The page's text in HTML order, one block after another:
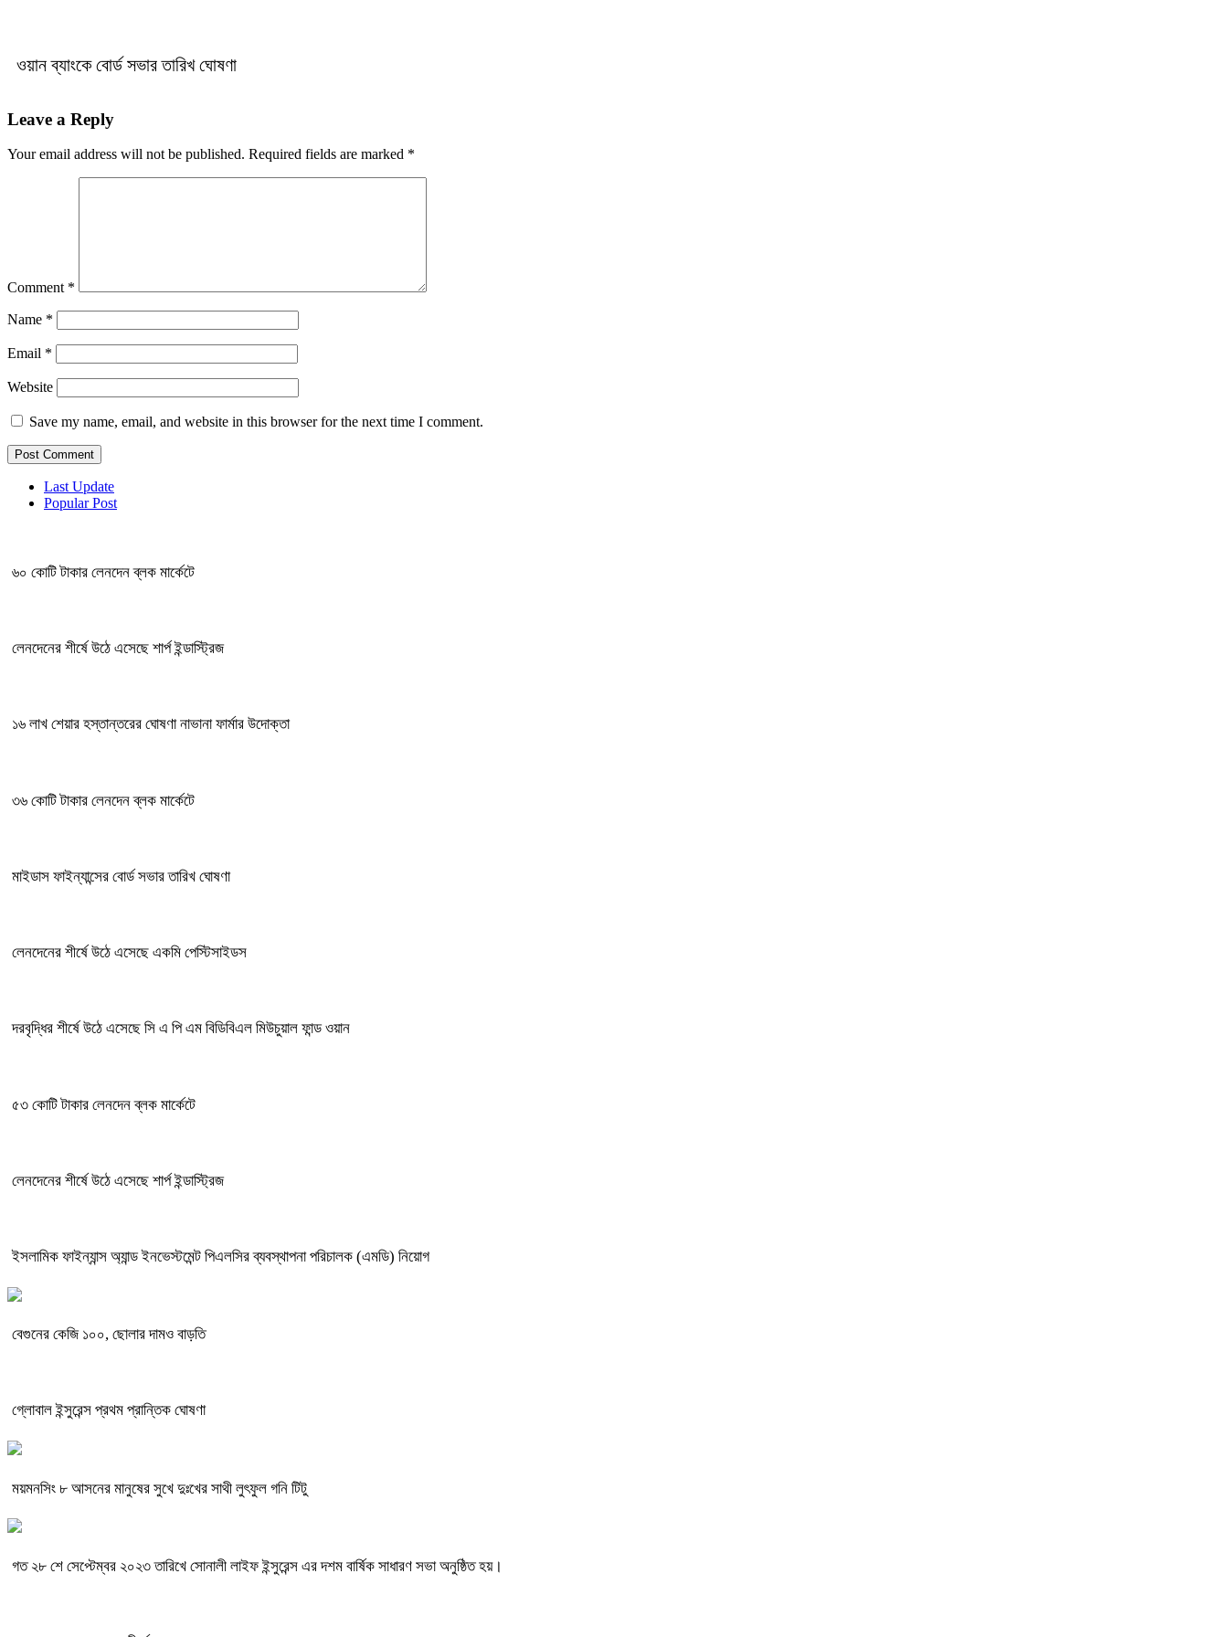
ওয়ান ব্যাংকে বোর্ড সভার তারিখ ঘোষণা
Leave a Reply
Your email address will not be published. Required fields are marked *
Comment *
Name *
Email *
Website
Save my name, email, and website in this browser for the next time I comment.
Last Update
Popular Post
৬০ কোটি টাকার লেনদেন ব্লক মার্কেটে
লেনদেনের শীর্ষে উঠে এসেছে শার্প ইন্ডাস্ট্রিজ
১৬ লাখ শেয়ার হস্তান্তরের ঘোষণা নাভানা ফার্মার উদোক্তা
৩৬ কোটি টাকার লেনদেন ব্লক মার্কেটে
মাইডাস ফাইন্যান্সের বোর্ড সভার তারিখ ঘোষণা
লেনদেনের শীর্ষে উঠে এসেছে একমি পেস্টিসাইডস
দরবৃদ্ধির শীর্ষে উঠে এসেছে সি এ পি এম বিডিবিএল মিউচুয়াল ফান্ড ওয়ান
৫৩ কোটি টাকার লেনদেন ব্লক মার্কেটে
লেনদেনের শীর্ষে উঠে এসেছে শার্প ইন্ডাস্ট্রিজ
ইসলামিক ফাইন্যান্স অ্যান্ড ইনভেস্টমেন্ট পিএলসির ব্যবস্থাপনা পরিচালক (এমডি) নিয়োগ
বেগুনের কেজি ১০০, ছোলার দামও বাড়তি
গ্লোবাল ইন্সুরেন্স প্রথম প্রান্তিক ঘোষণা
ময়মনসিং ৮ আসনের মানুষের সুখে দুঃখের সাথী লুৎফুল গনি টিটু
গত ২৮ শে সেপ্টেম্বর ২০২৩ তারিখে সোনালী লাইফ ইন্সুরেন্স এর দশম বার্ষিক সাধারণ সভা অনুষ্ঠিত হয়।